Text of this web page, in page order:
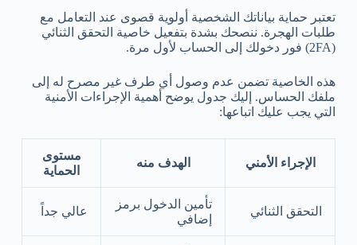
تعتبر حماية بياناتك الشخصية أولوية قصوى عند التعامل مع
طلبات الهجرة. ننصحك بشدة بتفعيل خاصية التحقق الثنائي
(2FA) فور دخولك إلى الحساب لأول مرة.
هذه الخاصية تضمن عدم وصول أي طرف غير مصرح له إلى
ملفك الحساس. إليك جدول يوضح أهمية الإجراءات الأمنية
التي يجب عليك اتباعها:
الإجراء الأمني الهدف منه
مستوى
الحماية
التحقق الثنائي
تأمين الدخول برمز
إضافي
عالي جداً